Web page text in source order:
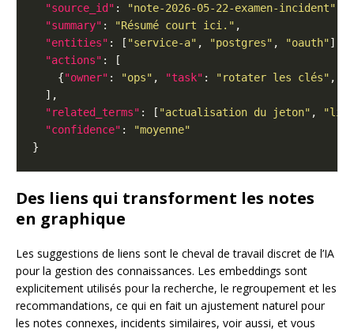
"source_id" : "note-2026-05-22-examen-incident"
"summary" : "Résumé court ici."
"entities" : [ "service-a" , "postgres" , "oauth"
"actions"
    {
"owner" : "ops" , "task" : "rotater les clés" ,
"related_terms" : [ "actualisation du jeton" ,
"confidence" :
"moyenne"
Des liens qui transforment les notes
en graphique
Les suggestions de liens sont le cheval de travail discret de l’IA
pour la gestion des connaissances. Les embeddings sont
explicitement utilisés pour la recherche, le regroupement et les
recommandations, ce qui en fait un ajustement naturel pour
les notes connexes, incidents similaires, voir aussi, et vous